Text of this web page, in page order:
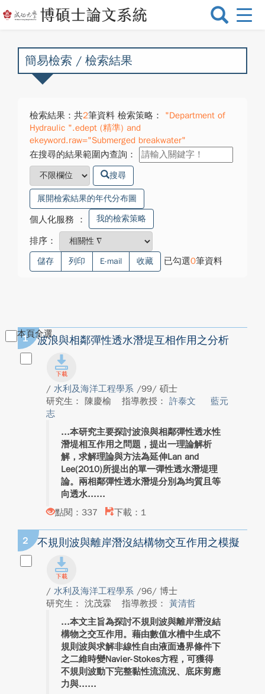
選
換
簡易檢索 / 檢索結果
檢索結果：共2筆資料 檢索策略：
"Department of
Hydraulic ".edept (精準) and
ekeyword.raw="Submerged breakwater"
在搜尋的結果範圍內查詢：
搜尋
展開檢索結果的年代分布圖
個人化服務 ： 我的檢索策略
排序：
儲存 列印 E-mail 收藏 已勾選0筆資料
本頁全選
1 波浪與相鄰彈性透水潛堤互相作用之分析
/ 水利及海洋工程學系 /99/ 碩士
研究生： 陳慶榆
指導教授： 許泰文
藍元
志
本研究主要探討波浪與相鄰彈性透水性
潛堤相互作用之問題，提出一理論解析
解，求解理論與方法為延伸Lan and
Lee(2010)所提出的單一彈性透水潛堤理
論。兩相鄰彈性透水潛堤分別為均質且等
向透水...
點閱：337
下載：1
2 不規則波與離岸潛沒結構物交互作用之模擬
/ 水利及海洋工程學系 /96/ 博士
研究生： 沈茂霖
指導教授： 黃清哲
本文主旨為探討不規則波與離岸潛沒結
構物之交互作用。藉由數值水槽中生成不
規則波與求解非線性自由液面邊界條件下
之二維時變Navier-Stokes方程，可獲得
不規則波動下完整黏性流流況、底床剪應
力與...